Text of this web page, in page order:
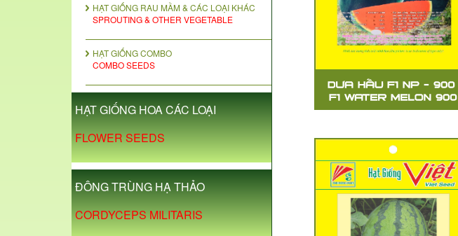
HẠT GIỐNG RAU MẦM & CÁC LOẠI KHÁC
SPROUTING & OTHER VEGETABLE
HẠT GIỐNG COMBO
COMBO SEEDS
HẠT GIỐNG HOA CÁC LOẠI
FLOWER SEEDS
ĐÔNG TRÙNG HẠ THẢO
CORDYCEPS MILITARIS